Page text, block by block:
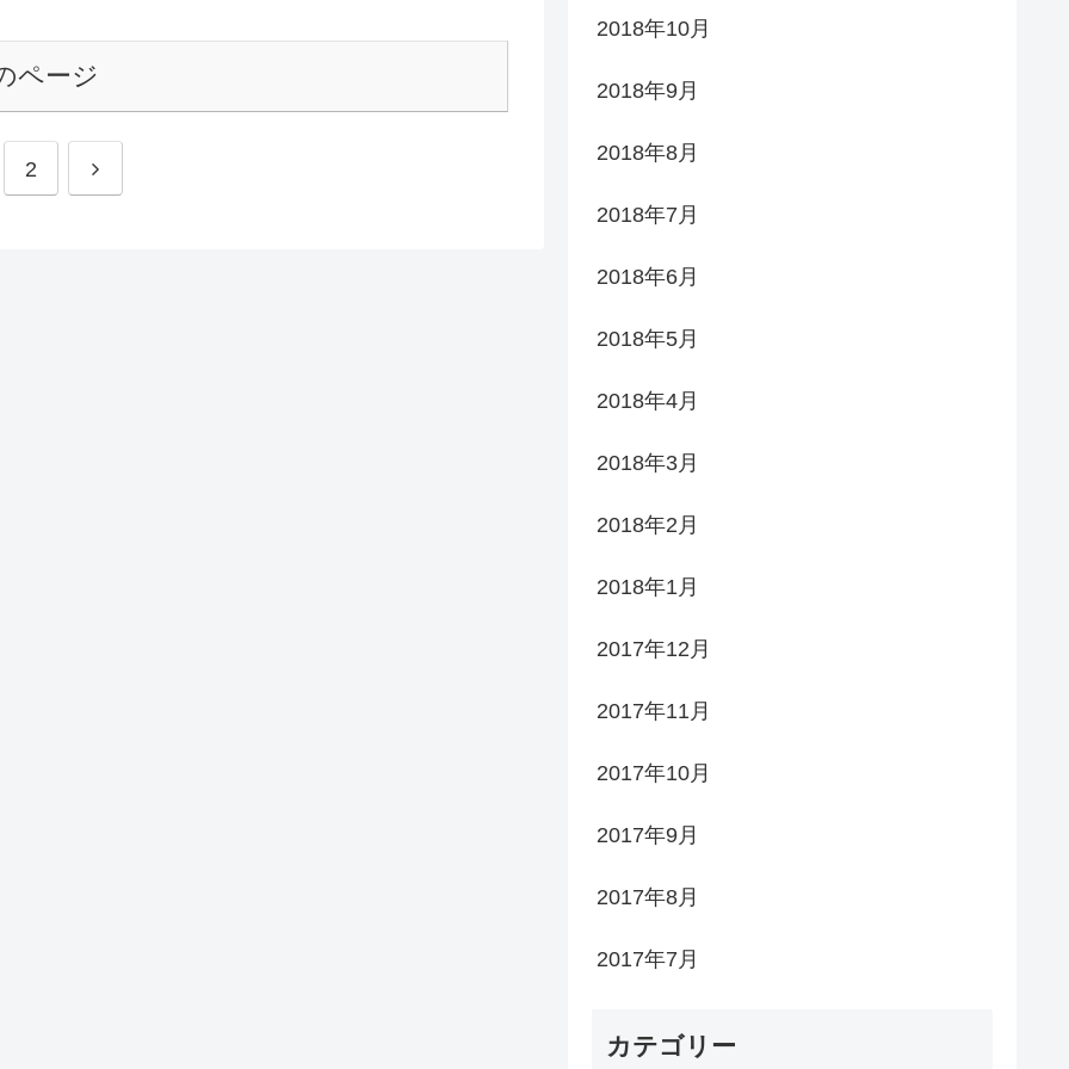
ページ
2
2018年10月
2018年9月
2018年8月
2018年7月
2018年6月
2018年5月
2018年4月
2018年3月
2018年2月
2018年1月
2017年12月
2017年11月
2017年10月
2017年9月
2017年8月
2017年7月
カテゴリー